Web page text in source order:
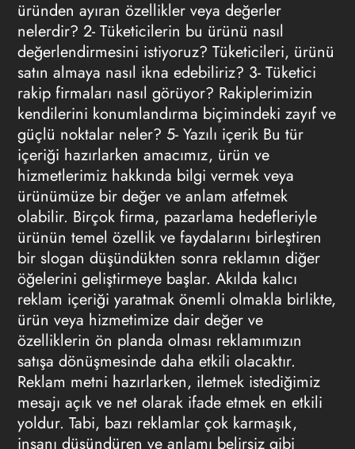
üründen ayıran özellikler veya değerler
nelerdir? 2- Tüketicilerin bu ürünü nasıl
değerlendirmesini istiyoruz? Tüketicileri, ürünü
satın almaya nasıl ikna edebiliriz? 3- Tüketici
rakip firmaları nasıl görüyor? Rakiplerimizin
kendilerini konumlandırma biçimindeki zayıf ve
güçlü noktalar neler? 5- Yazılı içerikBu tür
içeriği hazırlarken amacımız, ürün ve
hizmetlerimiz hakkında bilgi vermek veya
ürünümüze bir değer ve anlam atfetmek
olabilir. Birçok firma, pazarlama hedefleriyle
ürünün temel özellik ve faydalarını birleştiren
bir slogan düşündükten sonra reklamın diğer
öğelerini geliştirmeye başlar. Akılda kalıcı
reklam içeriği yaratmak önemli olmakla birlikte,
ürün veya hizmetimize dair değer ve
özelliklerin ön planda olması reklamımızın
satışa dönüşmesinde daha etkili olacaktır.
Reklam metni hazırlarken, iletmek istediğimiz
mesajı açık ve net olarak ifade etmek en etkili
yoldur. Tabi, bazı reklamlar çok karmaşık,
insanı düşündüren ve anlamı belirsiz gibi